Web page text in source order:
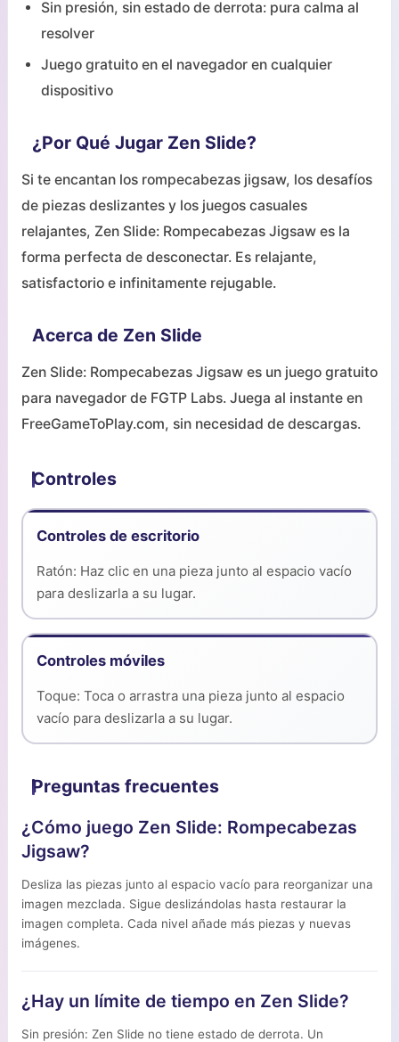
Sin presión, sin estado de derrota: pura calma al
resolver
Juego gratuito en el navegador en cualquier
dispositivo
¿Por Qué Jugar Zen Slide?
Si te encantan los rompecabezas jigsaw, los desafíos
de piezas deslizantes y los juegos casuales
relajantes, Zen Slide: Rompecabezas Jigsaw es la
forma perfecta de desconectar. Es relajante,
satisfactorio e infinitamente rejugable.
Acerca de Zen Slide
Zen Slide: Rompecabezas Jigsaw es un juego gratuito
para navegador de FGTP Labs. Juega al instante en
FreeGameToPlay.com, sin necesidad de descargas.
Controles
Controles de escritorio
Ratón: Haz clic en una pieza junto al espacio vacío
para deslizarla a su lugar.
Controles móviles
Toque: Toca o arrastra una pieza junto al espacio
vacío para deslizarla a su lugar.
Preguntas frecuentes
¿Cómo juego Zen Slide: Rompecabezas
Jigsaw?
Desliza las piezas junto al espacio vacío para reorganizar una
imagen mezclada. Sigue deslizándolas hasta restaurar la
imagen completa. Cada nivel añade más piezas y nuevas
imágenes.
¿Hay un límite de tiempo en Zen Slide?
Sin presión: Zen Slide no tiene estado de derrota. Un